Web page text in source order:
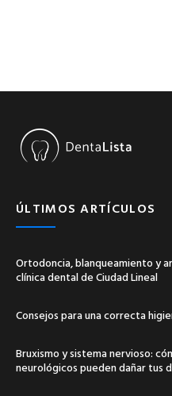
ÚLTIMOS ARTÍCULOS
Ortodoncia, blanqueamiento y
clínica dental de Ciudad Lineal
Consejos para una correcta
Bruxismo y sistema nervioso:
neurológicos pueden dañar tus